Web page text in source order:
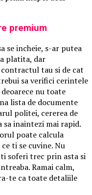
premium
se incheie, s-ar putea
platita, dar
contractul tau si de cat
sa verifici cerintele
nu toate
lista de documente
politei, cererea de
inaintezi mai rapid.
poate calcula
ti se cuvine. Nu
soferi trec prin asta si
Ramai calm,
te ca toate detaliile